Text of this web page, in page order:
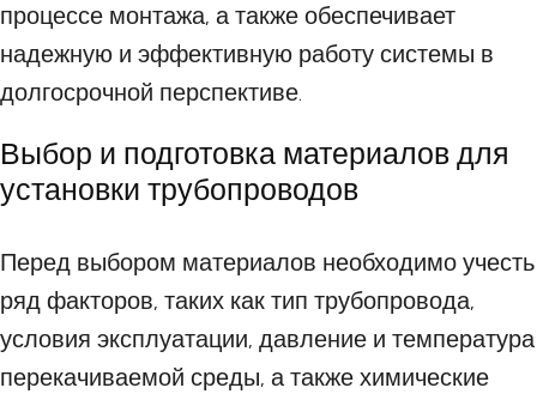
процессе монтажа, а также обеспечивает
надежную и эффективную работу системы в
долгосрочной перспективе.
Выбор и подготовка материалов для
установки трубопроводов
Перед выбором материалов необходимо учесть
ряд факторов, таких как тип трубопровода,
условия эксплуатации, давление и температура
перекачиваемой среды, а также химические